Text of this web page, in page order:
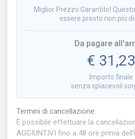
Miglior Prezzo Garantito!
essere presto non più
Da pagare
€ 31,23
Importo finale
senza spiacevoli
Termini di cancellazione:
È possibile effettuare la
AGGIUNTIVI fino a 48 ore prima